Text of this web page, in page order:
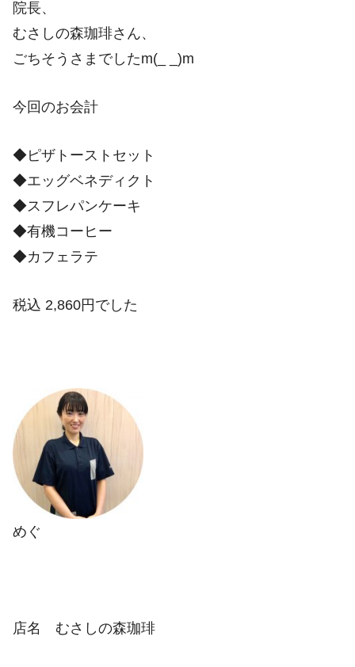
院長、
むさしの森珈琲さん、
ごちそうさまでしたm(_ _)m
今回のお会計
◆ピザトーストセット
◆エッグベネディクト
◆スフレパンケーキ
◆有機コーヒー
◆カフェラテ
税込 2,860円でした
めぐ
店名 むさしの森珈琲